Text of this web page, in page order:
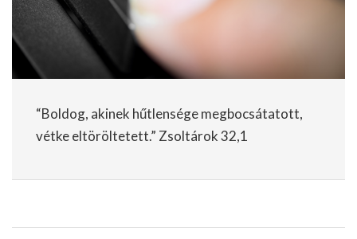
“Boldog, akinek hűtlensége megbocsátatott,
vétke eltöröltetett.” Zsoltárok 32,1